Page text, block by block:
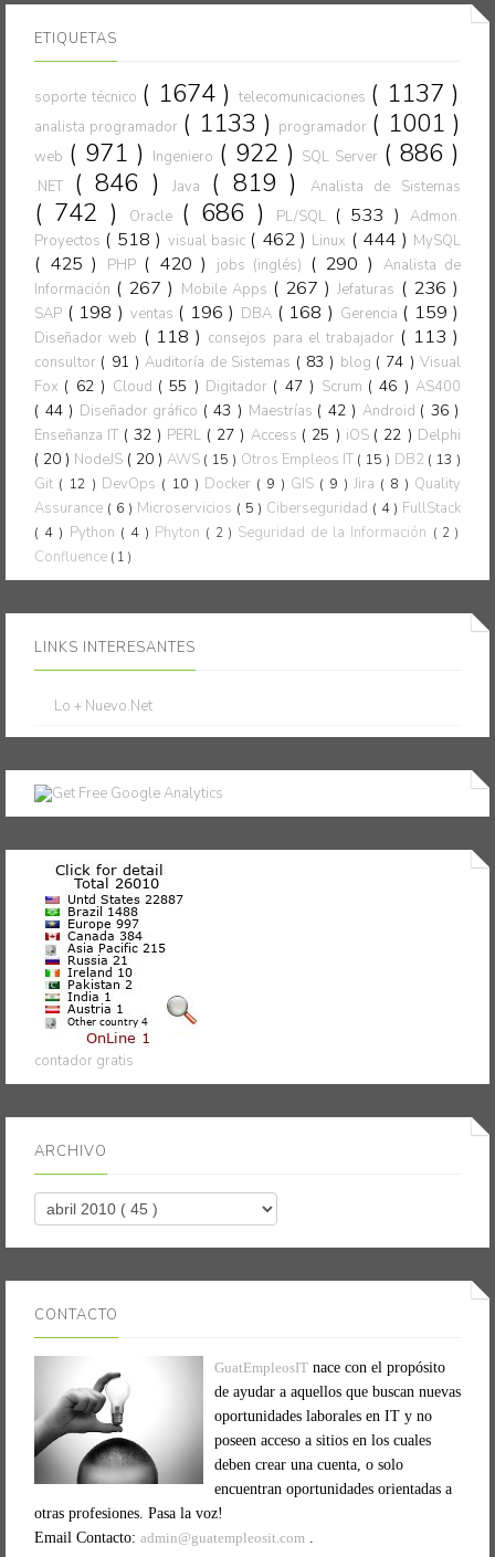
ETIQUETAS
soporte técnico ( 1674 ) telecomunicaciones ( 1137 )
analista programador ( 1133 ) programador ( 1001 )
web ( 971 ) Ingeniero ( 922 ) SQL Server ( 886 )
.NET ( 846 )Java ( 819 ) Analista de Sistemas
( 742 ) Oracle ( 686 ) PL/SQL ( 533 )Admon.
Proyectos ( 518 ) visual basic ( 462 ) Linux ( 444 ) MySQL
( 425 ) PHP ( 420 ) jobs (inglés) ( 290 )
Analista de
Información ( 267 ) Mobile Apps ( 267 )Jefaturas ( 236 )
SAP ( 198 ) ventas ( 196 ) DBA ( 168 ) Gerencia ( 159 )
Diseñador web ( 118 ) consejos para el trabajador ( 113 )
consultor ( 91 )Auditoría de Sistemas ( 83 ) blog ( 74 )Visual
Fox ( 62 ) Cloud ( 55 ) Digitador ( 47 ) Scrum ( 46 ) AS400
( 44 ) Diseñador gráfico ( 43 ) Maestrías ( 42 ) Android ( 36 )
Enseñanza IT ( 32 ) PERL ( 27 ) Access ( 25 ) iOS ( 22 ) Delphi
( 20 ) NodeJS ( 20 )AWS ( 15 ) Otros Empleos IT ( 15 ) DB2 ( 13 )
Git ( 12 ) DevOps ( 10 ) Docker ( 9 ) GIS ( 9 ) Jira ( 8 ) Quality
Assurance ( 6 ) Microservicios ( 5 ) Ciberseguridad ( 4 ) FullStack
( 4 ) Python ( 4 ) Phyton ( 2 ) Seguridad de la Información ( 2 )
Confluence ( 1 )
LINKS INTERESANTES
Lo + Nuevo.Net
contador gratis
ARCHIVO
CONTACTO
GuatEmpleosIT nace con el propósito
de ayudar a aquellos que buscan nuevas
oportunidades laborales en IT y no
poseen acceso a sitios en los cuales
deben crear una cuenta, o solo
encuentran oportunidades orientadas a
otras profesiones. Pasa la voz!
Email Contacto: admin@guatempleosit.com .